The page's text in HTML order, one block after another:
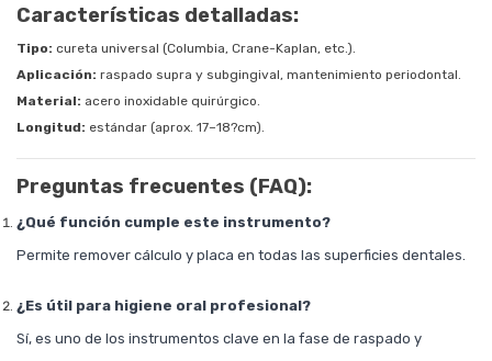
Características detalladas:
Tipo: cureta universal (Columbia, Crane-Kaplan, etc.).
Aplicación: raspado supra y subgingival, mantenimiento periodontal.
Material: acero inoxidable quirúrgico.
Longitud: estándar (aprox. 17–18?cm).
Preguntas frecuentes (FAQ):
¿Qué función cumple este instrumento?
Permite remover cálculo y placa en todas las superficies dentales.
¿Es útil para higiene oral profesional?
Sí, es uno de los instrumentos clave en la fase de raspado y